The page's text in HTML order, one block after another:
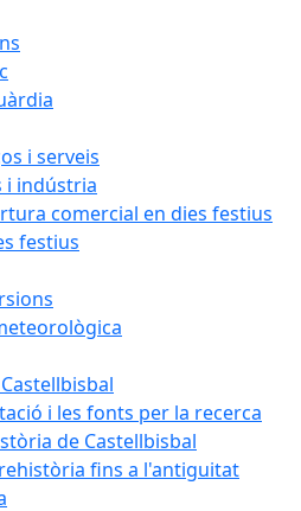
i serveis
i indústria
comercial en dies festius
festius
i les fonts per la recerca
de Castellbisbal
fins a l'antiguitat